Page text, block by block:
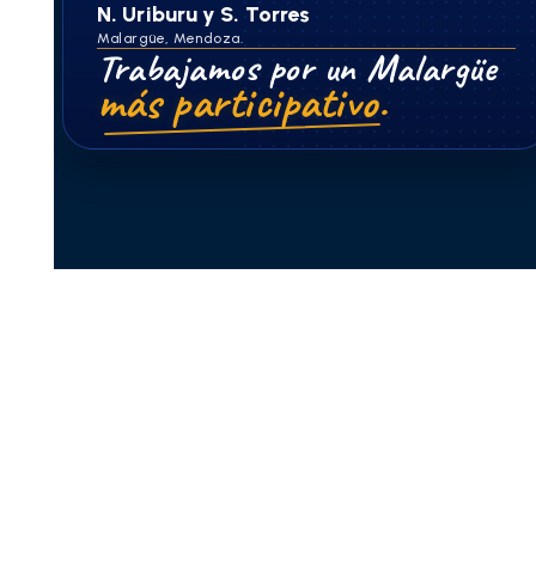
N. Uriburu y S. Torres
Malargüe, Mendoza.
Trabajamos por un Malargüe
más participativo.